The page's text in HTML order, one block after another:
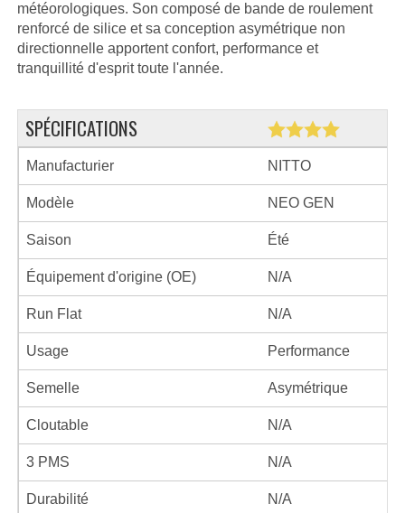
météorologiques. Son composé de bande de roulement
renforcé de silice et sa conception asymétrique non
directionnelle apportent confort, performance et
tranquillité d'esprit toute l'année.
SPÉCIFICATIONS
Manufacturier NITTO
Modèle NEO GEN
Saison Été
Équipement d'origine (OE) N/A
Run Flat N/A
Usage Performance
Semelle Asymétrique
Cloutable N/A
3 PMS N/A
Durabilité N/A